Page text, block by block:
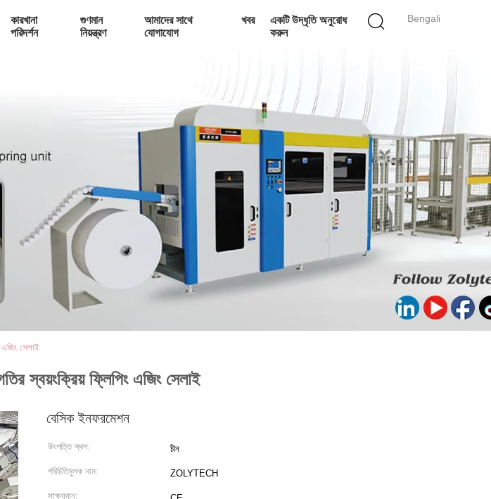
Bengali
কারখানা
পরিদর্শন
গুণমান
নিয়ন্ত্রণ
আমাদের সাথে
যোগাযোগ
খবর
একটি উদ্ধৃতি অনুরোধ
করুন
সেলাই
স্বয়ংক্রিয় ফ্লিপিং এজিং সেলাই
বেসিক ইনফরমেশন
উৎপত্তি স্থল: চীন
পরিচিতিমুলক নাম: ZOLYTECH
সাক্ষ্যদান: